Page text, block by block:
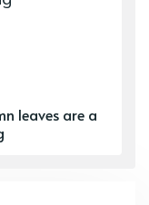
leaves are a